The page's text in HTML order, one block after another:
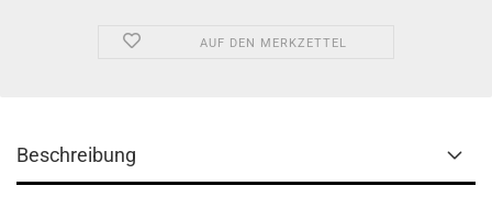
AUF DEN MERKZETTEL
Beschreibung